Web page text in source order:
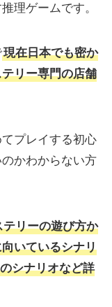
理ゲームです。
現在日本でも密か
リー専門の店舗
プレイする初心
かわからない方
リーの遊び方か
いているシナリ
シナリオなど詳